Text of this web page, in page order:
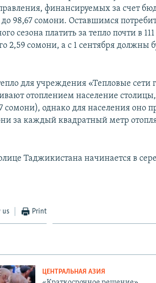
финансируемых за счет
98,67 сомони. Оставшимся
сезона платить за тепло почти в
2,59 сомони, а с 1 сентября должны
для учреждения «Тепловые сети
отоплением население
сомони), однако для населения оно
за каждый квадратный метр
Таджикистана начинается в
us Print
ЦЕНТРАЛЬНАЯ АЗИЯ